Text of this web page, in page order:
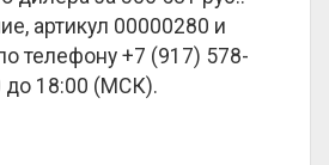
артикул 00000280 и
телефону +7 (917) 578-
до 18:00 (МСК).